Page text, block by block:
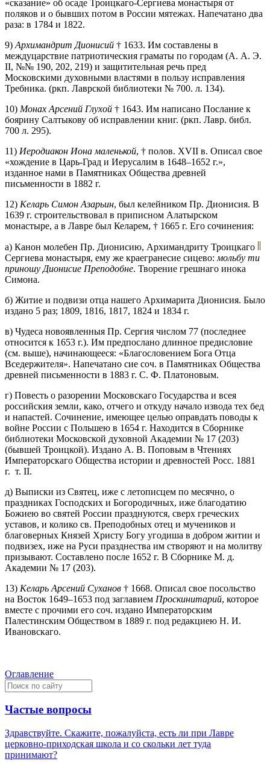
«сказание» об осаде Троицкаго-Сергиева монастыря от
поляков и о бывших потом в России мятежах. Напечатано два
раза: в 1784 и 1822.
9) Архимандрит Дионисий † 1633. Им составлены в
междуцарствие патриотическия граматы по городам (А. А. Э.
II, №№ 190, 202, 219) и защитительная речь пред
Московскими духовными властями в пользу исправления
Требника. (ркп. Лаврской библиотеки № 700. л. 134).
10) Монах Арсений Глухой † 1643. Им написано Послание к
боярину Салтыкову об исправлении книг. (ркп. Лавр. библ.
700 л. 295).
11) Иеродиакон Иона маленькой, † полов. ХVII в. Описал свое
«хождение в Царь-Град и Иерусалим в 1648–1652 г.»,
изданное нами в Памятниках Общества древней
письменности в 1882 г.
12) Келарь Симон Азарьин, был келейником Пр. Дионисия. В
1639 г. строительствовал в приписном Алатырском
монастыре, а в Лавре был Келарем, † 1665 г. Его сочинения:
а) Канон молебен Пр. Дионисию, Архимандриту Троицкаго
Сергиева монастыря, ему же краегранесие сицево: мольбу ти
приношу Дионисие Преподобне. Творение грешнаго инока
Симона.
б) Житие и подвизи отца нашего Архимарита Дионисия. Было
издано 5 раз; 1809, 1816, 1817, 1824 и 1834 г.
в) Чудеса новоявленныя Пр. Сергия числом 77 (последнее
относится к 1653 г.). Им предпослано длинное предисловие
(см. выше), начинающееся: «Благословением Бога Отца
Вседержителя». Напечатано сие соч. в Памятниках Общества
древней письменности в 1883 г. С. Ф. Платоновым.
г) Повесть о разорении Московскаго Государства и всея
российския земли, како, отчего и откуду начало извода тех бед
и напастей. Сочинение, имеющее целью оправдать поводы к
войне России с Польшею в 1654 г. Находится в Сборнике
библиотеки Московской духовной Академии № 17 (203)
(бывшей Троицкой). Издано А. В. Поповым в Чтениях
Императорскаго Общества истории и древностей Росс. 1881
г. т. II.
д) Выписки из Святец, иже с летописцем по месячно, о
праздниках Господских и Богородичных, иже благодатию
Божиею во святей России празднуются, сверх греческих
уставов, и колико св. Преподобных отец и мучеников и
благоверных Князей Христу Богу угодиша в добром житии и
подвизех, иже на Руси празднества им створяют и на молитву
призывают. Составлено после 1652 г. В Сборнике М. д.
Академии № 17 (203).
13) Келарь Арсений Суханов † 1668. Описал свое посольство
на Восток 1649–1653 под заглавием Проскинитарий, которое
вместе с прочими его соч. издано Императорским
Палестинским Обществом в 1889 г. под редакциею Н. И.
Ивановскаго.
Оглавление
Частые вопросы
Здравствуйте. Скажите, пожалуйста, есть ли при Лавре
церковно-приходская школа и со скольки лет туда
принимают?